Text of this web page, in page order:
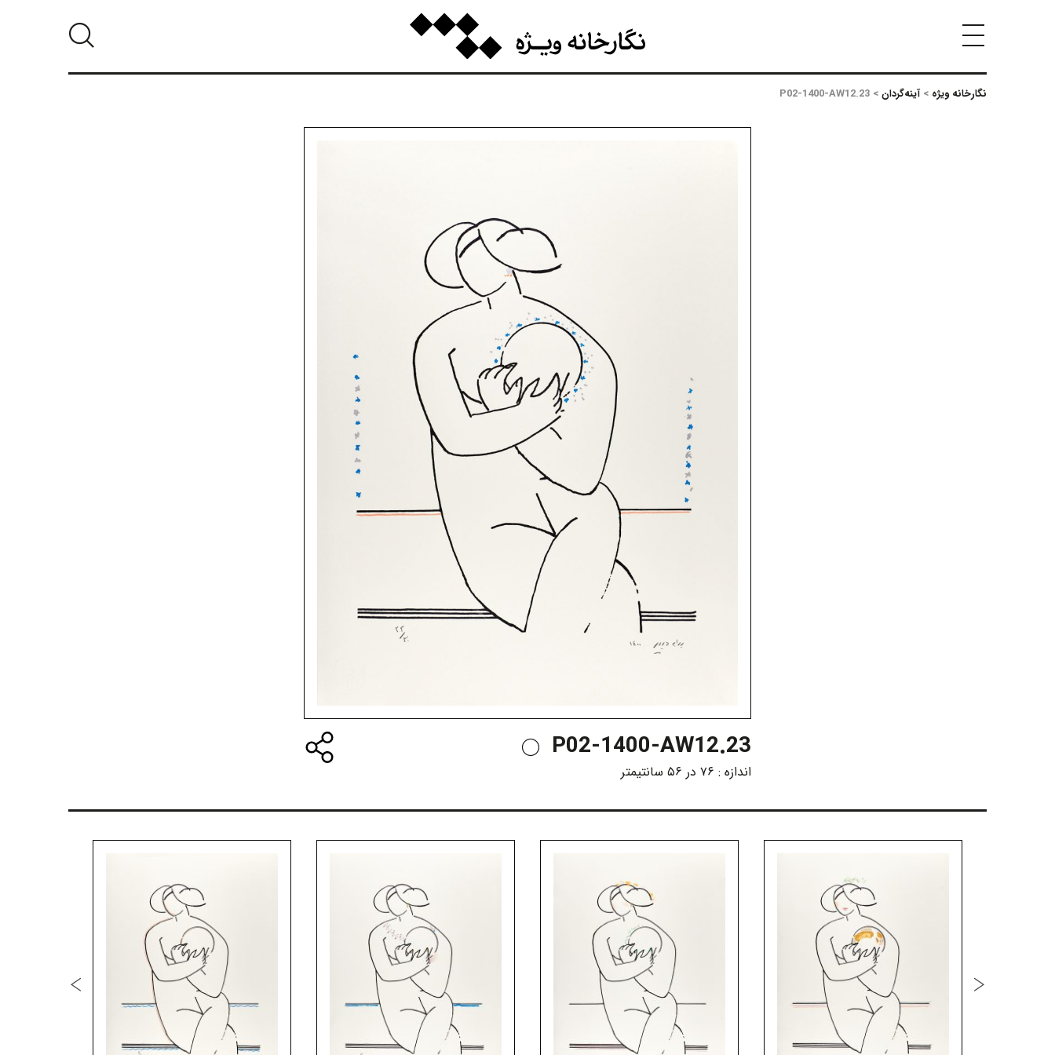
نگارخانه ویژه >آینه‌گردان >
P02-1400-AW12.23
P02-1400-AW12.23
اندازه : ۷۶ در ۵۶ سانتیمتر